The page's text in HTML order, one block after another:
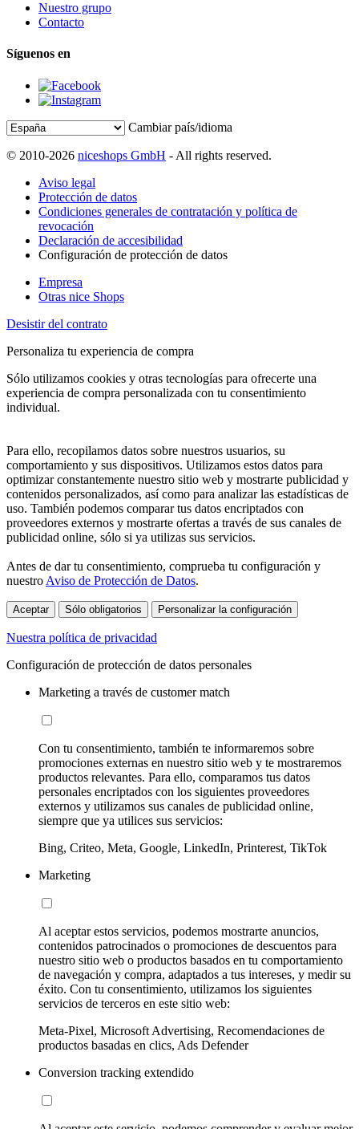
Nuestro grupo
Contacto
Síguenos en
Cambiar país/idioma
© 2010-2026 niceshops GmbH - All rights reserved.
Aviso legal
Protección de datos
Condiciones generales de contratación y política de
revocación
Declaración de accesibilidad
Configuración de protección de datos
Empresa
Otras nice Shops
Desistir del contrato
Personaliza tu experiencia de compra
Sólo utilizamos cookies y otras tecnologías para ofrecerte una
experiencia de compra personalizada con tu consentimiento
individual.
Para ello, recopilamos datos sobre nuestros usuarios, su
comportamiento y sus dispositivos. Utilizamos estos datos para
optimizar constantemente nuestro sitio web y mostrarte publicidad y
contenidos personalizados, así como para analizar las estadísticas de
uso. También podemos comparar tus datos encriptados con
proveedores externos y mostrarte ofertas a través de sus canales de
publicidad online, sólo si ya utilizas sus servicios.
Antes de dar tu consentimiento, comprueba tu configuración y
nuestro Aviso de Protección de Datos.
Aceptar Sólo obligatorios Personalizar la configuración
Nuestra política de privacidad
Configuración de protección de datos personales
Marketing a través de customer match
Con tu consentimiento, también te informaremos sobre
promociones externas en nuestro sitio web y te mostraremos
productos relevantes. Para ello, comparamos tus datos
personales encriptados con los siguientes proveedores
externos y utilizamos sus canales de publicidad online,
siempre que ya utilices sus servicios:
Bing, Criteo, Meta, Google, LinkedIn, Printerest, TikTok
Marketing
Al aceptar estos servicios, podemos mostrarte anuncios,
contenidos patrocinados o promociones de descuentos para
nuestro sitio web o productos basados en tu comportamiento
de navegación y compra, adaptados a tus intereses, y medir su
éxito. Con tu consentimiento, utilizamos los siguientes
servicios de terceros en este sitio web:
Meta-Pixel, Microsoft Advertising, Recomendaciones de
productos basadas en clics, Ads Defender
Conversion tracking extendido